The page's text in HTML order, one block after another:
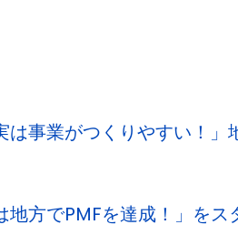
事業がつくりやすい！」
方でPMFを達成！」をス